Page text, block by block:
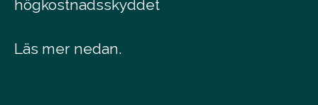
högkostnadsskyddet
Läs mer nedan.